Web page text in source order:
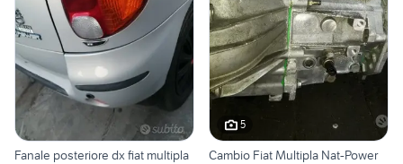
Fanale posteriore dx fiat multipla
5
Cambio Fiat Multipla Nat-Power